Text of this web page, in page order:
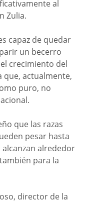
al
Zulia.
capaz de quedar
un becerro
crecimiento del
que, actualmente,
puro, no
que las razas
pesar hasta
alrededor
para la
director de la